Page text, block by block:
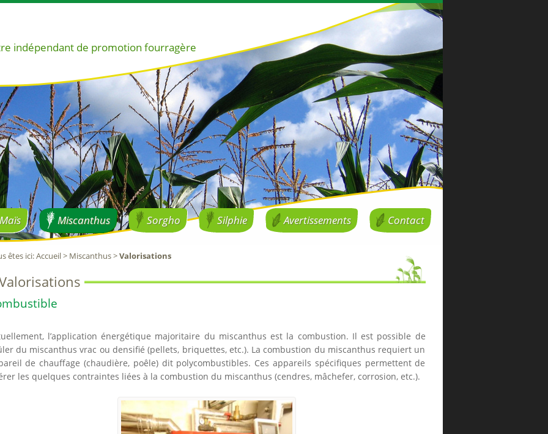
indépendant de promotion fourragère
Maïs Miscanthus Sorgho Silphie Avertissements Contact
êtes ici:Accueil> Miscanthus>Valorisations
l’application énergétique majoritaire du miscanthus est la combustion. Il est possible de
du miscanthus vrac ou densifié (pellets, briquettes, etc.). La combustion du miscanthus requiert un
de chauffage (chaudière, poêle) dit polycombustibles. Ces appareils spécifiques permettent de
les quelques contraintes liées à la combustion du miscanthus (cendres, mâchefer, corrosion, etc.).